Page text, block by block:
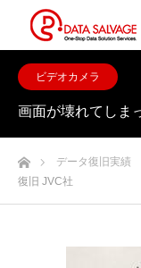
ビデオカメラ
画面が壊れてしま
ホームデータ復旧実績
復旧 JVC社